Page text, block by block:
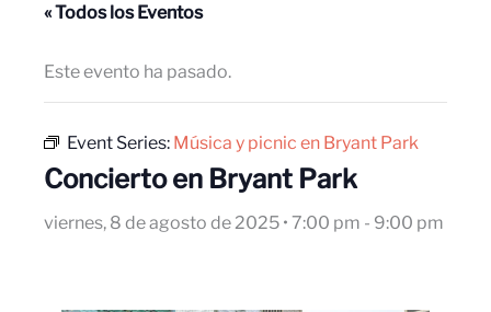
« Todos los Eventos
Este evento ha pasado.
Event Series: Música y picnic en Bryant Park
Concierto en Bryant Park
viernes, 8 de agosto de 2025 • 7:00 pm - 9:00 pm